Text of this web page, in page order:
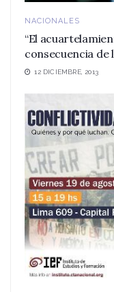
NACIONALES
“El
consecuencia de
12 DICIEMBRE, 2013